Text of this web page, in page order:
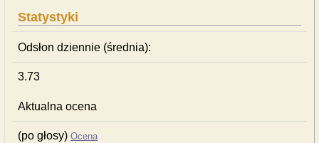
Statystyki
Odsłon dziennie (średnia):
3.73
Aktualna ocena
(po głosy) Ocena